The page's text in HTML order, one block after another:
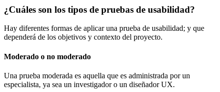
¿Cuáles son los tipos de pruebas de usabilidad?
Hay diferentes formas de aplicar una prueba de usabilidad; y que
dependerá de los objetivos y contexto del proyecto.
Moderado o no moderado
Una prueba moderada es aquella que es administrada por un
especialista, ya sea un investigador o un diseñador UX.